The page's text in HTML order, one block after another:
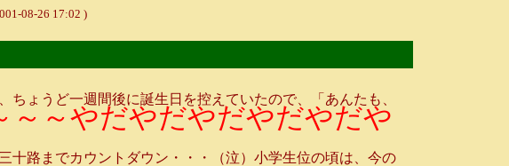
08-26 17:02 )
ょうど一週間後に誕生日を控えていたので、「あんたも、
～～やだやだやだやだやだや
路までカウントダウン・・・（泣）小学生位の頃は、今の